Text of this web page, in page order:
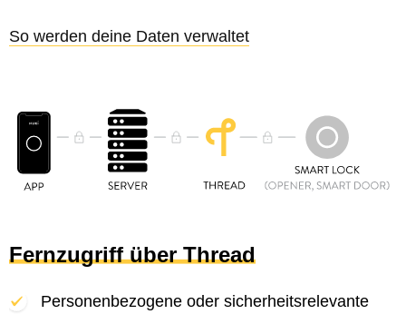
So werden deine Daten verwaltet
Fernzugriff über Thread
Personenbezogene oder sicherheitsrelevante